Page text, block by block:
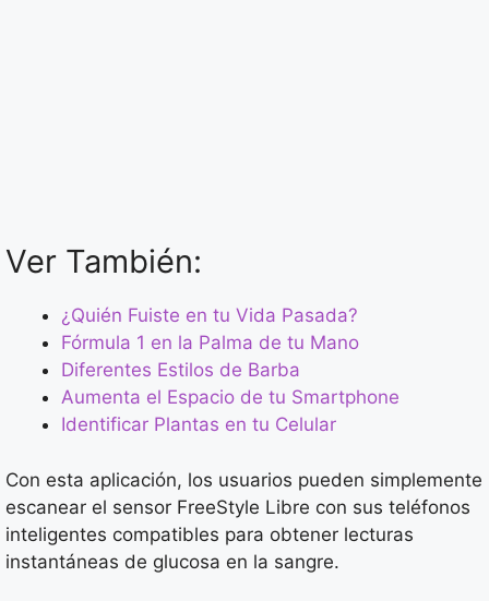
Ver También:
¿Quién Fuiste en tu Vida Pasada?
Fórmula 1 en la Palma de tu Mano
Diferentes Estilos de Barba
Aumenta el Espacio de tu Smartphone
Identificar Plantas en tu Celular
Con esta aplicación, los usuarios pueden simplemente
escanear el sensor FreeStyle Libre con sus teléfonos
inteligentes compatibles para obtener lecturas
instantáneas de glucosa en la sangre.